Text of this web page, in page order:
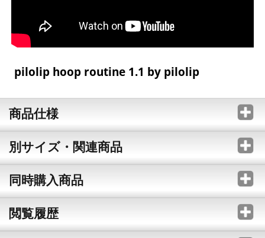
pilolip hoop routine 1.1 by pilolip
商品仕様
別サイズ・関連商品
同時購入商品
閲覧履歴